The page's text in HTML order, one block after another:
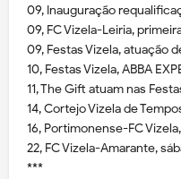
09, Inauguração
09, FC Vizela-Leiria,
09, Festas Vizela, atuação
10, Festas Vizela, ABBA
11, The Gift atuam nas
14, Cortejo Vizela de
16, Portimonense-FC
22, FC Vizela-Amarante,
***